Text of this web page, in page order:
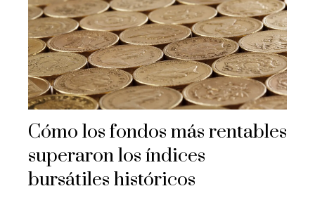
Cómo los fondos más rentables
superaron los índices
bursátiles históricos